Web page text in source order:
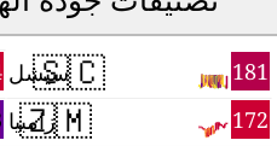
🇸🇨 181 سيشل
🇿🇲 172 زامبيا